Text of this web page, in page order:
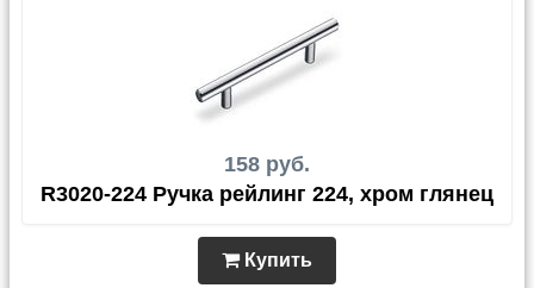
158 руб.
R3020-224 Ручка рейлинг 224, хром глянец
Купить